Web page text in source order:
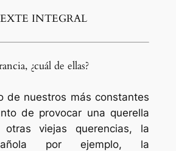
INTEGRAL
¿cuál de ellas?
de nuestros más constantes
de provocar una querella
otras viejas querencias, la
por ejemplo, la